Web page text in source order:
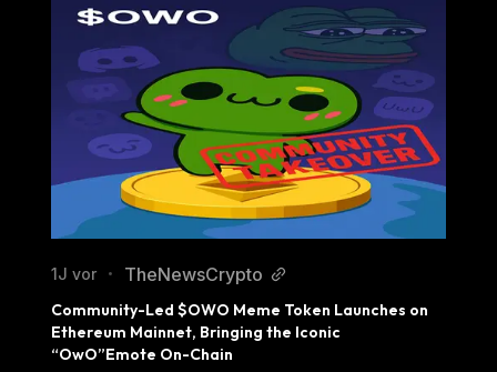
1J vor • TheNewsCrypto
Community-Led $OWO Meme Token Launches on
Ethereum Mainnet, Bringing the Iconic
“OwO”Emote On-Chain